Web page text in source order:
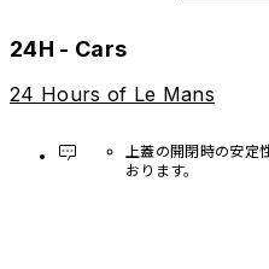
24H - Cars
24 Hours of Le Mans
上蓋の開閉時の安定
おります。